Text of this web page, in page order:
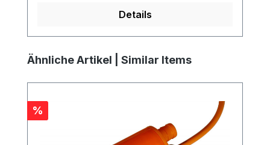
Details
Produktgalerie überspringen
Ähnliche Artikel | Similar Items
Rabatt
%